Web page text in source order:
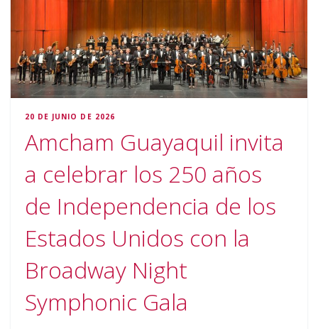
20 DE JUNIO DE 2026
Amcham Guayaquil invita
a celebrar los 250 años
de Independencia de los
Estados Unidos con la
Broadway Night
Symphonic Gala